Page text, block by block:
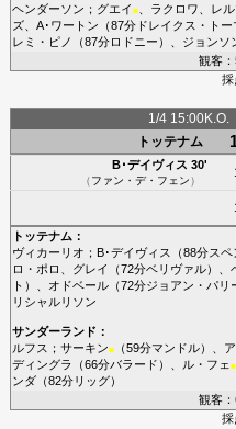
ヘンダーソン ； グエイ ■、 ラクロワ レ
ズ、 A･ワートン （87分ドレイクス・トー
レミ・ピノ
（87分ロドニー ）、 ジョンソ
観客
採
1/4 15:00K.O.
トッテナム
B･デイヴィス 30'
（ファン・デ・フェン）
トッテナム ：
ヴィカーリオ ； B･デイヴィス （88分スペ
ロ・ポロ
グレイ （72分ベリヴァル）、
ト ）、 オドベール（72分ジョアン・パリ
リシャルリソン
サンダーランド ：
ルフス ； サーキン■（59分マンドル）、
ディングラ
（66分バラード ）、 ル・フェ ■
ンダ（82分リッグ）
観客
採